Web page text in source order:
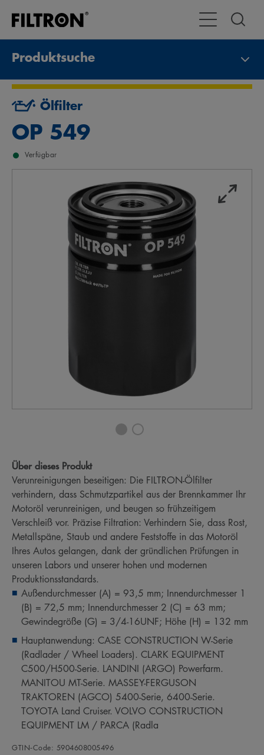
Toggle
Produktsuche
Ölfilter
OP 549
Verfügbar
Über dieses Produkt
Verunreinigungen beseitigen: Die FILTRON-Ölfilter
verhindern, dass Schmutzpartikel aus der Brennkammer Ihr
Motoröl verunreinigen, und beugen so frühzeitigem
Verschleiß vor. Präzise Filtration: Verhindern Sie, dass Rost,
Metallspäne, Staub und andere Feststoffe in das Motoröl
Ihres Autos gelangen, dank der gründlichen Prüfungen in
unseren Labors und unserer hohen und modernen
Produktionsstandards.
Außendurchmesser (A) = 93,5 mm; Innendurchmesser 1
(B) = 72,5 mm; Innendurchmesser 2 (C) = 63 mm;
Gewindegröße (G) = 3/4-16UNF; Höhe (H) = 132 mm
Hauptanwendung: CASE CONSTRUCTION W-Serie
(Radlader / Wheel Loaders). CLARK EQUIPMENT
C500/H500-Serie. LANDINI (ARGO) Powerfarm.
MANITOU MT-Serie. MASSEY-FERGUSON
TRAKTOREN (AGCO) 5400-Serie, 6400-Serie.
TOYOTA Land Cruiser. VOLVO CONSTRUCTION
EQUIPMENT LM / PARCA (Radla
GTIN‑Code: 5904608005496